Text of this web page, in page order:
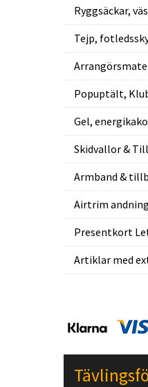
Ryggsäckar,
Tejp,
Popuptält,
Gel,
Skidvallor &
Armband &
Airtrim
Presentkort
Artiklar med